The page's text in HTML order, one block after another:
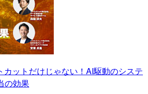
カットだけじゃない！AI駆動のシステ
の効果